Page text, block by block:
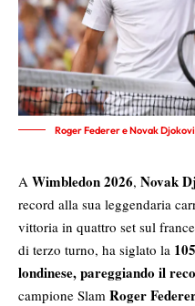
Roger Federer e Novak
A Wimbledon 2026, Novak
record alla sua leggendaria
vittoria in quattro set sul
di terzo turno, ha siglato la
londinese, pareggiando il
campione Slam Roger